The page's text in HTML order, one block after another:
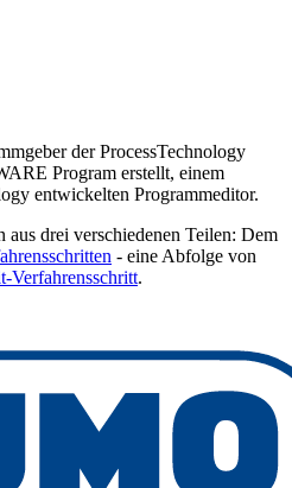
der ProcessTechnology
Program erstellt, einem
entwickelten Programmeditor.
aus drei verschiedenen Teilen: Dem
- eine Abfolge von
Verfahrensschritt.